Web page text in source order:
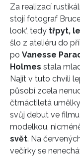
Za realizací
stojí fotograf
look‘, tedy třpyt,
šlo z ateliéru do
po Vanesse
Holmes stala
Najít v tuto chvíli
působí zcela
čtrnáctiletá
svůj debut ve
modelkou,
svět. Na
večírky se